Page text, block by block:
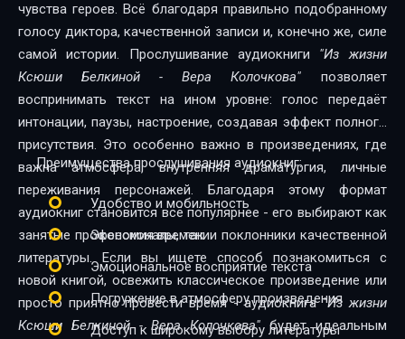
чувства героев. Всё благодаря правильно подобранному
голосу диктора, качественной записи и, конечно же, силе
самой истории. Прослушивание аудиокниги "Из жизни
Ксюши Белкиной - Вера Колочкова" позволяет
воспринимать текст на ином уровне: голос передаёт
интонации, паузы, настроение, создавая эффект полного
присутствия. Это особенно важно в произведениях, где
важна атмосфера, внутренняя драматургия, личные
переживания персонажей. Благодаря этому формат
аудиокниг становится всё популярнее - его выбирают как
занятые профессионалы, так и поклонники качественной
литературы. Если вы ищете способ познакомиться с
новой книгой, освежить классическое произведение или
просто приятно провести время - аудиокнига"Из жизни
Ксюши Белкиной - Вера Колочкова"будет идеальным
Преимущества прослушивания аудиокниг:
Удобство и мобильность
Экономия времени
Эмоциональное восприятие текста
Погружение в атмосферу произведения
Доступ к широкому выбору литературы